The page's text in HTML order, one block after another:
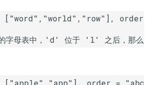
数
子数组
的和相等
字母表中，'d' 位于 'l' 之后，那么